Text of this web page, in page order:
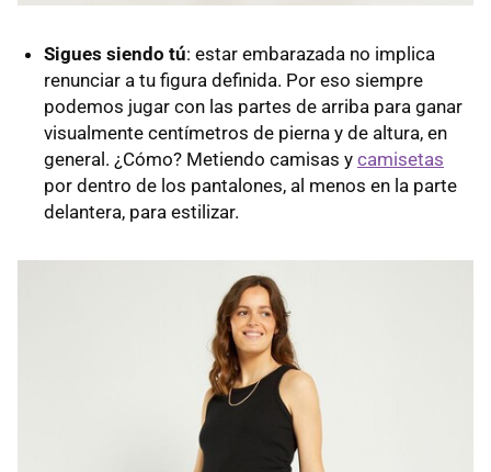
Sigues siendo tú: estar embarazada no implica
renunciar a tu figura definida. Por eso siempre
podemos jugar con las partes de arriba para ganar
visualmente centímetros de pierna y de altura, en
general. ¿Cómo? Metiendo camisas y camisetas
por dentro de los pantalones, al menos en la parte
delantera, para estilizar.